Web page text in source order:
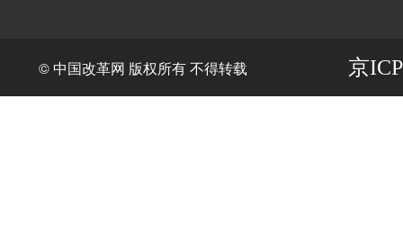
© 中国改革网 版权所有 不得转载 京